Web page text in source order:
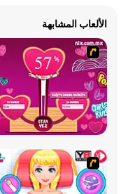
الألعاب المشابهة